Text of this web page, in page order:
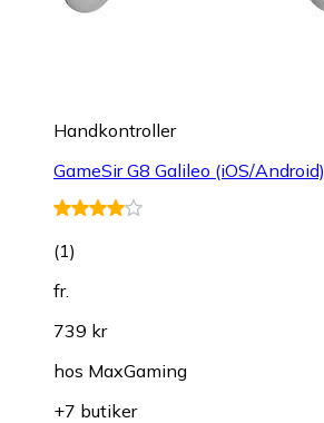
Handkontroller
GameSir G8 Galileo (iOS/Android)
(1)
fr.
739 kr
hos MaxGaming
+7 butiker